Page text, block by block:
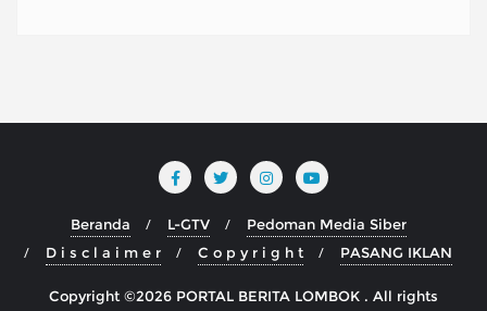
Beranda L-GTV
Pedoman Media Siber
D i s c l a i m e r
C o p y r i g h t PASANG IKLAN
Copyright ©2026 PORTAL BERITA LOMBOK . All rights